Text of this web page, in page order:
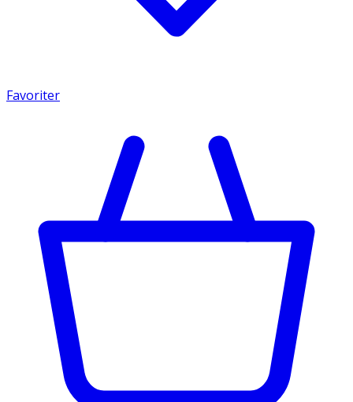
Favoriter